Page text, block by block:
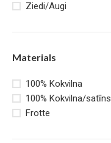
Ziedi/Augi
Materials
100% Kokvilna
100% Kokvilna/satīns
Frotte